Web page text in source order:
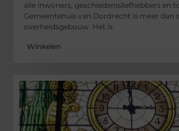
alle inwoners, geschiedenisliefhebbers en
Gemeentehuis van Dordrecht is meer dan
overheidsgebouw. Het is
Winkelen